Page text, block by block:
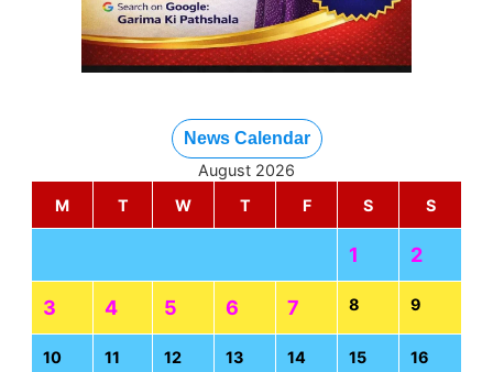
News Calendar
August 2026
M
T W T F S S
1 2
3 4 5 6 7 8 9
10 11 12 13 14 15 16